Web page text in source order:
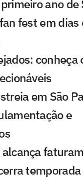
ano de
fest em dias
conheça
em São
e